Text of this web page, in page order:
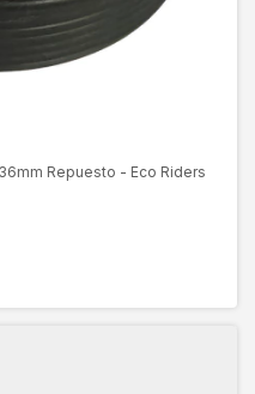
Repuesto - Eco Riders